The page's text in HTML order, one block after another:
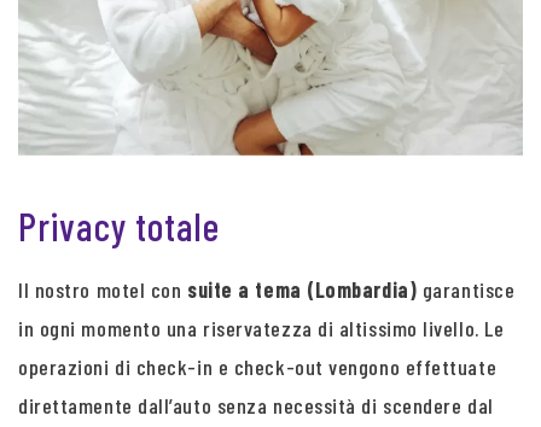
Privacy totale
Il nostro motel con suite a tema (Lombardia) garantisce
in ogni momento una riservatezza di altissimo livello. Le
operazioni di check-in e check-out vengono effettuate
direttamente dall’auto senza necessità di scendere dal